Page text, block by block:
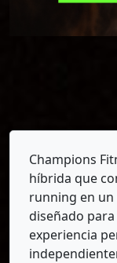
Champions
híbrida que
running en
diseñado
experiencia